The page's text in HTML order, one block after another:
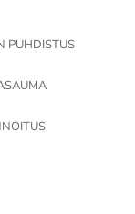
PUHDISTUS